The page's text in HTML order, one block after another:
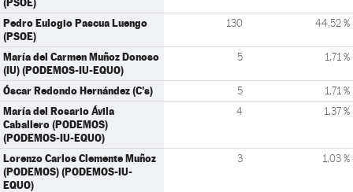
Pedro Eulogio Pascua Luengo
(PSOE)
130 44,52 %
María del Carmen Muñoz Donoso
(IU) (PODEMOS-IU-EQUO)
5 1,71 %
Óscar Redondo Hernández (C's) 5 1,71 %
María del Rosario Ávila
Caballero (PODEMOS)
(PODEMOS-IU-EQUO)
4 1,37 %
Lorenzo Carlos Clemente Muñoz
(PODEMOS) (PODEMOS-IU-
EQUO)
3 1,03 %